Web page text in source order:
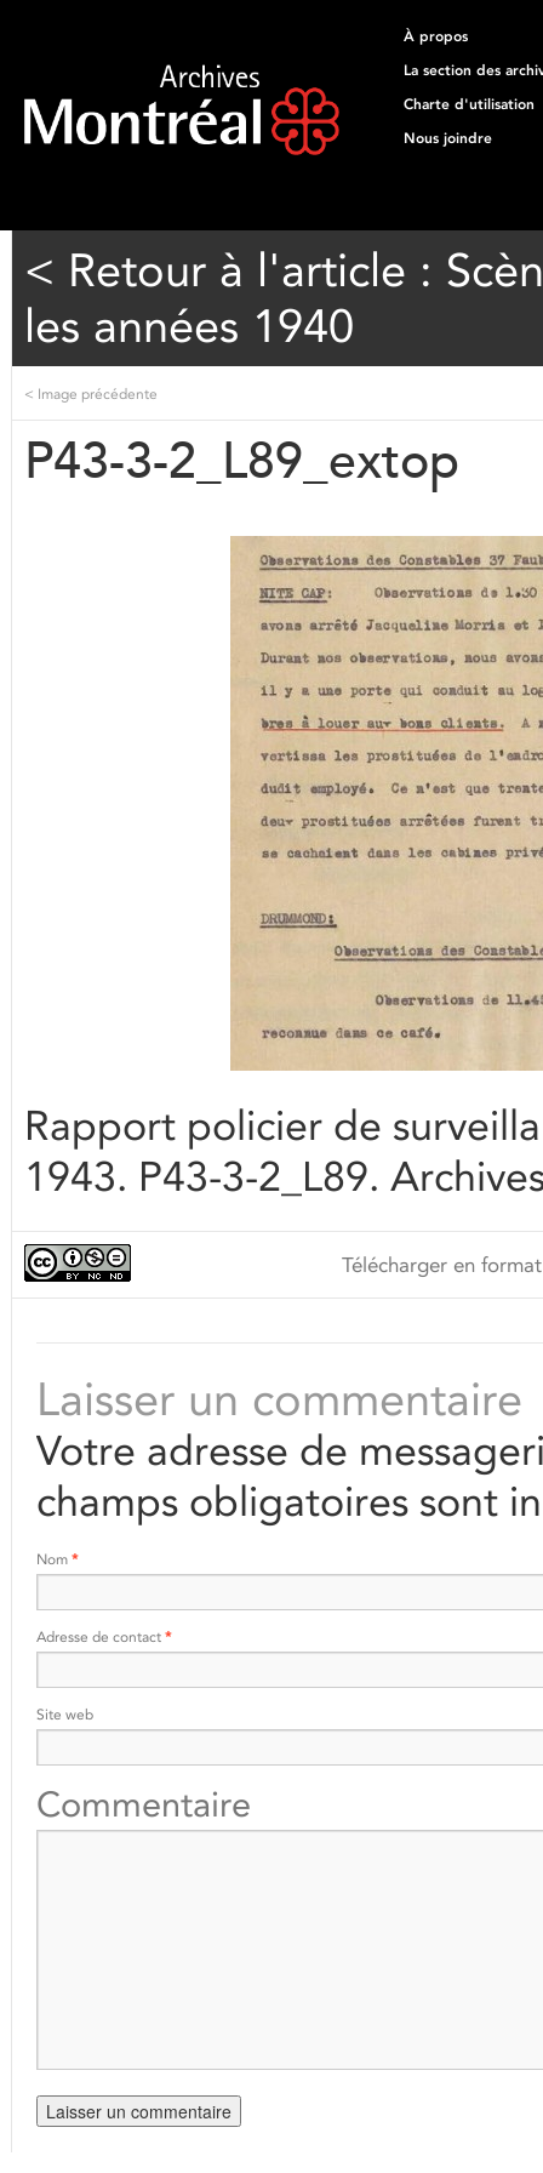
À propos
La section des
Charte d'utilisation
Nous joindre
< Retour à l'article :
les années 1940
< Image précédente
P43-3-2_L89_extop
Rapport policier de
1943. P43-3-2_L89.
Télécharger en
Laisser un commentaire
Votre adresse de
champs obligatoires sont
Nom *
Adresse de contact *
Site web
Commentaire